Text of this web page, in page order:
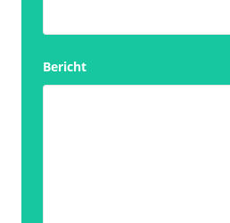
Bericht